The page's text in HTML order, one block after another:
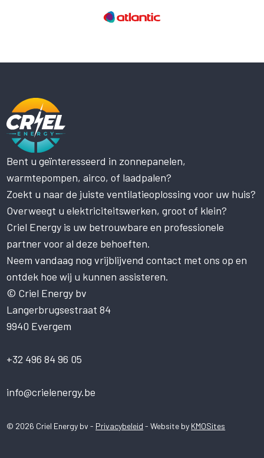
Bent u geïnteresseerd in zonnepanelen,
warmtepompen, airco, of laadpalen?
Zoekt u naar de juiste ventilatieoplossing voor uw huis?
Overweegt u elektriciteitswerken, groot of klein?
Criel Energy is uw betrouwbare en professionele
partner voor al deze behoeften.
Neem vandaag nog vrijblijvend contact met ons op en
ontdek hoe wij u kunnen assisteren.
© Criel Energy bv
Langerbrugsestraat 84
9940 Evergem
+32 496 84 96 05
info@crielenergy.be
© 2026 Criel Energy bv - Privacybeleid - Website by KMOSites
Deze website maakt gebruik
van cookies.
Deze website gebruikt cookies om uw
gebruikerservaring te verbeteren. Door
onze website te gebruiken, stemt u in met
alle cookies in overeenstemming met ons
Cookiebeleid.Lees verder
STRIKT NOODZAKELIJK
PRESTATIE
TARGETING
FUNCTIONEEL
NIET-GECLASSIFICEERD